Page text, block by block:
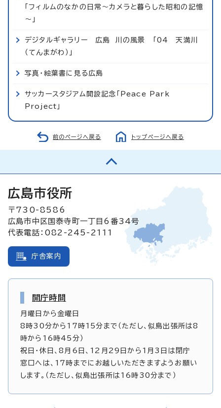
「フィルムのなかの日常～カメラと暮らした昭和の記憶
～」
デジタルギャラリー 広島 川の風景 「04 天満川
（てんまがわ）」
写真・絵葉書に見る広島
サッカースタジアム開設記念「Peace Park
Project」
前のページへ戻る トップページへ戻る
広島市役所
〒730-8586
広島市中区国泰寺町一丁目6番34号
代表電話：082-245-2111
庁舎案内
開庁時間
月曜日から金曜日
8時30分から17時15分まで（ただし、似島出張所は8
時から16時45分）
祝日・休日、8月6日、12月29日から1月3日は閉庁
窓口へは、17時までにお越しいただきますようお願い
します。（ただし、似島出張所は16時30分まで）